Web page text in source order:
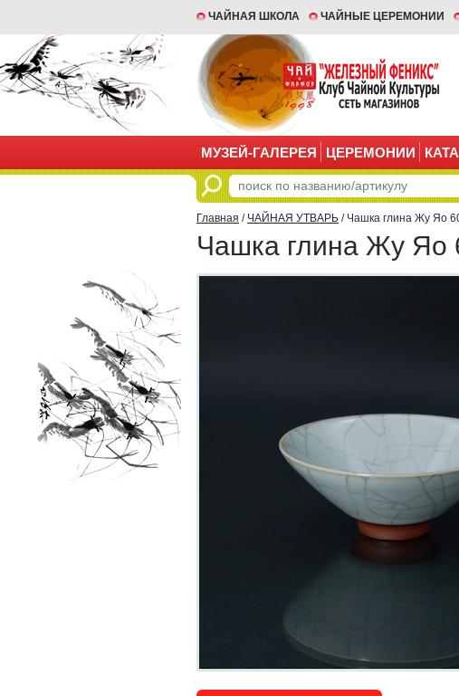
ЧАЙНАЯ ШКОЛА ЧАЙНЫЕ ЦЕРЕМОНИИ
МУЗЕЙ-ГАЛЕРЕЯ ЦЕРЕМОНИИ
Главная / ЧАЙНАЯ УТВАРЬ / Чашка глина Жу Яо
Чашка глина Жу Яо